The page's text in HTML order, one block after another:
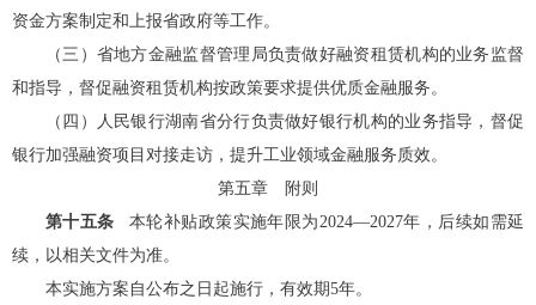
资金方案制定和上报省政府等工作。
（三） 省地方金融监督管理局负责做好融资租赁机构的业务监督
和指导，督促融资租赁机构按政策要求提供优质金融服务。
（四）
人民银行湖南省分行负责做好银行机构的业务指导，督促
银行加强融资项目对接走访，提升工业领域金融服务质效。
第五章
附则
第十五条
本轮补贴政策实施年限为2024—2027年，后续如需延
续，以相关文件为准。
本实施方案自公布之日起施行 ，有效期5年。